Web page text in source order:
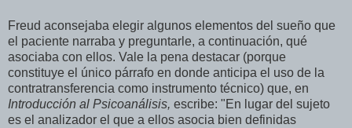
Freud aconsejaba elegir algunos elementos del sueño que
el paciente narraba y preguntarle, a continuación, qué
asociaba con ellos. Vale la pena destacar (porque
constituye el único párrafo en donde anticipa el uso de la
contratransferencia como instrumento técnico) que, en
Introducción al Psicoanálisis, escribe: "En lugar del sujeto
es el analizador el que a ellos asocia bien definidas